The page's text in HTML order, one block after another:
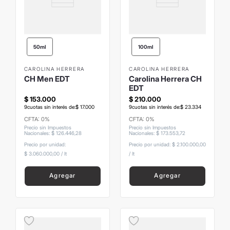
50ml
CAROLINA HERRERA
CH Men EDT
$ 153.000
9cuotas sin interés de:$ 17.000
CFTA: 0%
Precio sin Impuestos
Nacionales: $ 126.446,28
Precio por unidad:
$ 3.060.000,00/ lt
Agregar
100ml
CAROLINA HERRERA
Carolina Herrera CH
EDT
$210.000
9cuotas sin interés de:$ 23334
CFTA: 0%
Precio sin Impuestos
Nacionales: $ 17355372
Precio por unidad: $ 2.100.000,00
/ lt
Agregar